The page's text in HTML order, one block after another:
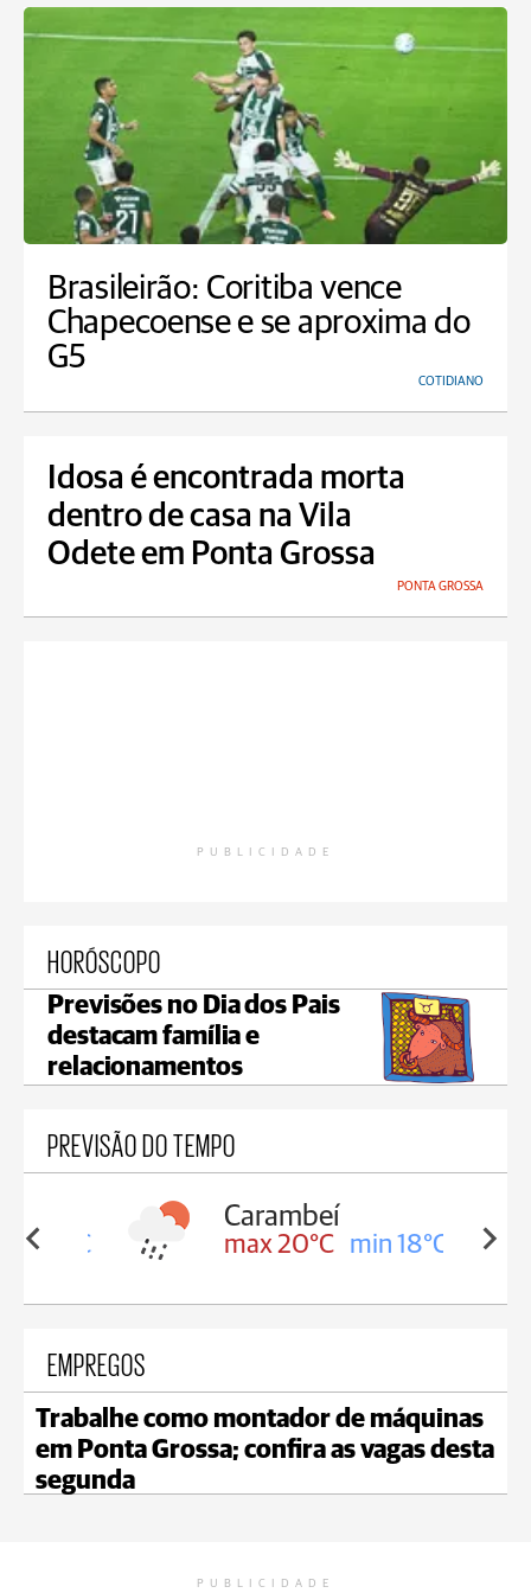
Brasileirão: Coritiba vence
Chapecoense e se aproxima do
G5
COTIDIANO
Idosa é encontrada morta
dentro de casa na Vila
Odete em Ponta Grossa
PONTA GROSSA
PUBLICIDADE
HORÓSCOPO
Previsões no Dia dos Pais
destacam família e
relacionamentos
PREVISÃO DO TEMPO
18°C
Carambeí
max 20°C min 18°C
EMPREGOS
Trabalhe como montador de máquinas
em Ponta Grossa; confira as vagas desta
segunda
PUBLICIDADE